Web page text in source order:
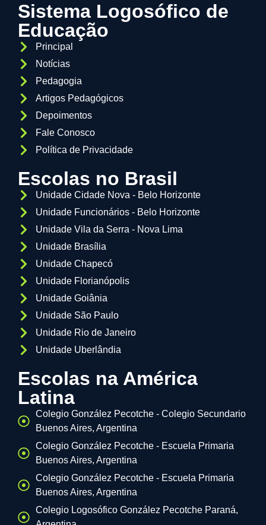
Sistema Logosófico de
Educação
Principal
Notícias
Pedagogia
Artigos Pedagógicos
Depoimentos
Fale Conosco
Política de Privacidade
Escolas no Brasil
Unidade Cidade Nova - Belo Horizonte
Unidade Funcionários - Belo Horizonte
Unidade Vila da Serra - Nova Lima
Unidade Brasília
Unidade Chapecó
Unidade Florianópolis
Unidade Goiânia
Unidade São Paulo
Unidade Rio de Janeiro
Unidade Uberlândia
Escolas na América
Latina
Colegio González Pecotche - Colegio Secundario
Buenos Aires, Argentina
Colegio González Pecotche - Escuela Primaria
Buenos Aires, Argentina
Colegio González Pecotche - Escuela Primaria
Buenos Aires, Argentina
Colegio Logosófico González Pecotche Paraná,